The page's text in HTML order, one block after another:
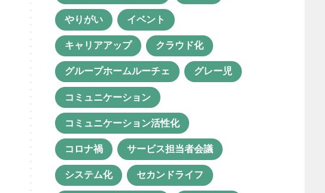
おすすめのタグ
1年目 ICT活用 instagram
IT化 QOL向上
Unipos あんしん相談室
その子らしさを大切に
やりがい イベント
やりがい イベント
キャリアアップ クラウド化
グループホームルーチェ グレー児
コミュニケーション
コミュニケーション活性化
コロナ禍 サービス担当者会議
システム化 セカンドライフ